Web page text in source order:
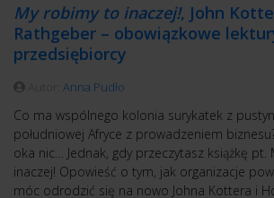
My robimy to inaczej!, John
Rathgeber – obowiązkowe
przedsiębiorcy
Anna Pudło
Co ma wspólnego kolonia surykatek z
południowej Afryce z prowadzeniem
oka nic… Jednak, gdy przeczytasz książkę pt.
inaczej! Opowieść o tym, jak organizacje
móc odrodzić się na nowo Johna Kottera i